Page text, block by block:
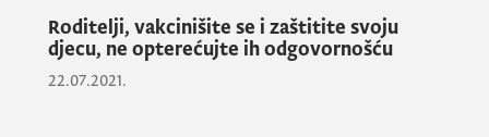
Roditelji, vakcinišite se i zaštitite svoju
djecu, ne opterećujte ih odgovornošću
22.07.2021.